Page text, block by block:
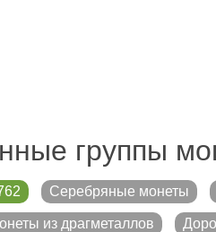
группы
Серебряные монеты
из драгметаллов